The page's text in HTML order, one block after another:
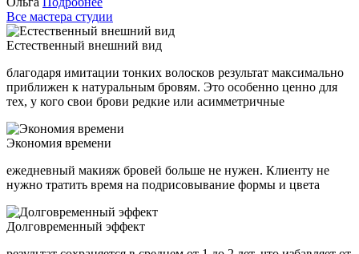
Все мастера студии
Естественный внешний вид
благодаря имитации тонких волосков результат максимально
приближен к натуральным бровям. Это особенно ценно для
тех, у кого свои брови редкие или асимметричные
Экономия времени
ежедневный макияж бровей больше не нужен. Клиенту не
нужно тратить время на подрисовывание формы и цвета
Долговременный эффект